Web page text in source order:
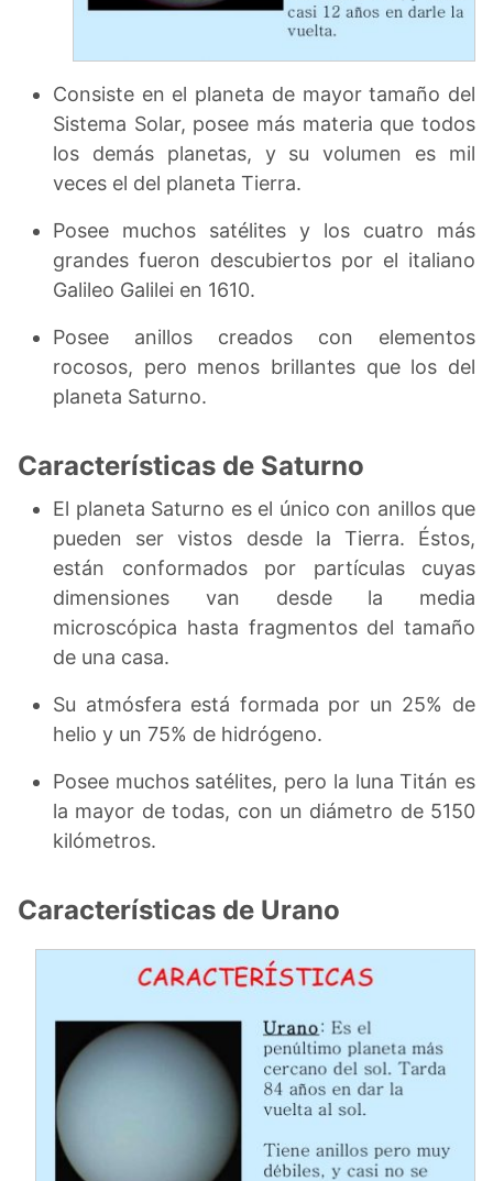
Consiste en el planeta de mayor tamaño del
Sistema Solar, posee más materia que todos
los demás planetas, y su volumen es mil
veces el del planeta Tierra.
Posee muchos satélites y los cuatro más
grandes fueron descubiertos por el italiano
Galileo Galilei en 1610.
Posee anillos creados con elementos
rocosos, pero menos brillantes que los del
planeta Saturno.
Características de Saturno
El planeta Saturno es el único con anillos que
pueden ser vistos desde la Tierra. Éstos,
están conformados por partículas cuyas
dimensiones van desde la media
microscópica hasta fragmentos del tamaño
de una casa.
Su atmósfera está formada por un 25% de
helio y un 75% de hidrógeno.
Posee muchos satélites, pero la luna Titán es
la mayor de todas, con un diámetro de 5150
kilómetros.
Características de Urano